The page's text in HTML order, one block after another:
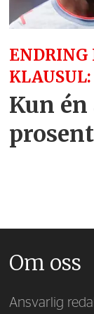
ENDRING
KLAUSUL:
Kun én
Om oss
Ansvarlig